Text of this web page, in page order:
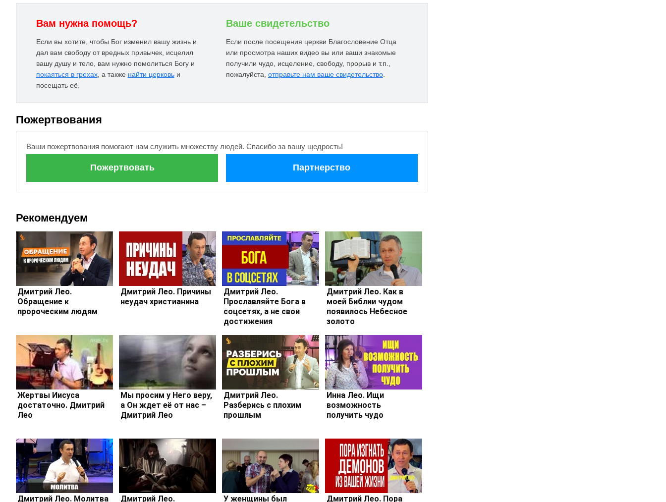
Вам нужна помощь?
Если вы хотите, чтобы Бог изменил вашу жизнь и
дал вам свободу от вредных привычек, исцелил
вашу душу и тело, вам нужно помолиться Богу и
покаяться в грехах, а также найти церковьи
посещать её.
Ваше свидетельство
Если после посещения церкви Благословение Отца
или просмотра наших видео вы или ваши знакомые
получили чудо, исцеление, свободу, прорыв и т.п.,
пожалуйста, отправьте нам ваше свидетельство.
Пожертвования
Ваши пожертвования помогают нам служить множеству людей. Спасибо за вашу щедрость!
Пожертвовать Партнерство
Рекомендуем
Дмитрий Лео.
Обращение к
пророческим людям
Дмитрий Лео. Причины
неудач христианина
Дмитрий Лео.
Прославляйте Бога в
соцсетях, а не свои
достижения
Дмитрий Лео. Как в
моей Библии чудом
появилось Небесное
золото
Жертвы Иисуса
достаточно. Дмитрий
Лео
Мы просим у Него веру,
а Он ждет её от нас –
Дмитрий Лео
Дмитрий Лео.
Разберись с плохим
прошлым
Инна Лео. Ищи
возможность
получить чудо
Дмитрий Лео. Молитва Дмитрий Лео. У женщины был Дмитрий Лео. Пора